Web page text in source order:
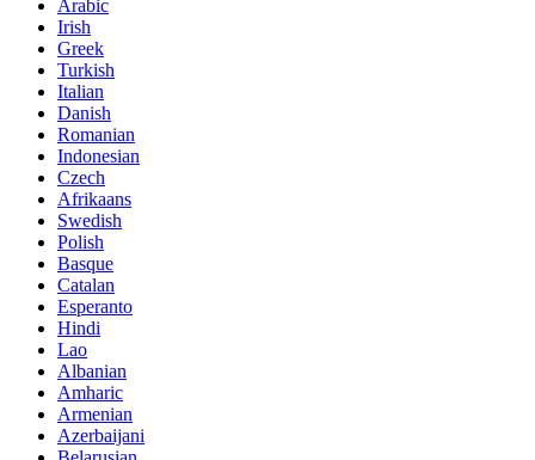
Arabic
Irish
Greek
Turkish
Italian
Danish
Romanian
Indonesian
Czech
Afrikaans
Swedish
Polish
Basque
Catalan
Esperanto
Hindi
Lao
Albanian
Amharic
Armenian
Azerbaijani